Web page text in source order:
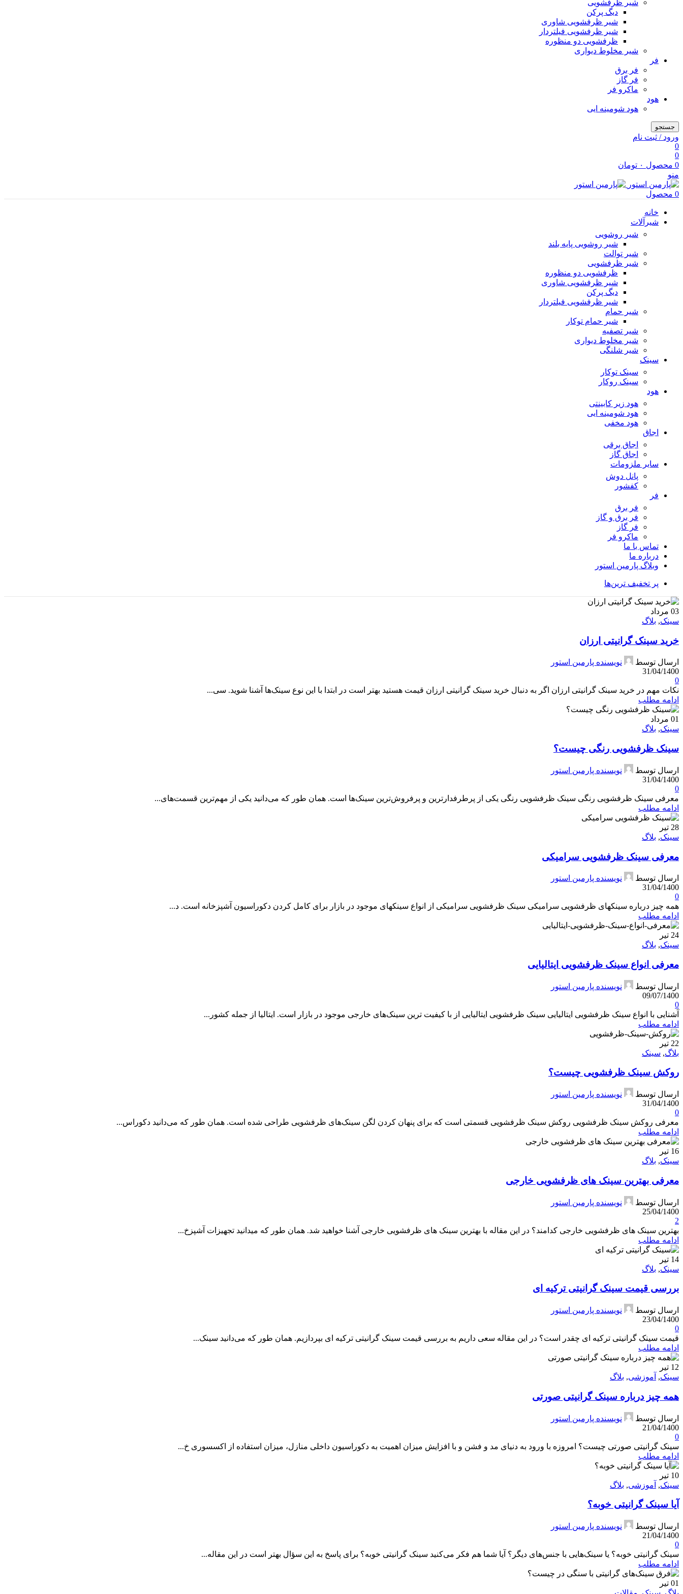
شیر ظرفشویی
دیگ پرکن
شیر ظرفشویی شاوری
شیر ظرفشویی فیلتردار
ظرفشویی دو منظوره
شیر مخلوط دیواری
فر
فر برق
فر گاز
ماكرو فر
هود
هود شومینه ایی
جستجو
ورود / ثبت نام
0
0
0 محصول ۰ تومان
منو
0 محصول
خانه
شیرآلات
شیر روشویی
شیر روشویی پایه بلند
شیر توالت
شیر ظرفشویی
ظرفشویی دو منظوره
شیر ظرفشویی شاوری
دیگ پرکن
شیر ظرفشویی فیلتردار
شیر حمام
شیر حمام توکار
شیر تصفیه
شیر مخلوط دیواری
شیر شلنگی
سینک
سینک توکار
سینک روکار
هود
هود زیر كابینتی
هود شومینه ایی
هود مخفى
اجاق
اجاق برقى
اجاق گاز
سایر ملزومات
پانل دوش
کفشور
فر
فر برق
فر برق و گاز
فر گاز
ماكرو فر
تماس با ما
درباره ما
وبلاگ پارمین استور
پر تخفیف ترین‌ها
03 مرداد
سینک, بلاگ
خرید سینک گرانیتی ارزان
ارسال توسط
نویسنده پارمین استور
31/04/1400
0
نکات مهم در خرید سینک گرانیتی ارزان اگر به دنبال خرید سینک گرانیتی ارزان قیمت هستید بهتر است در ابتدا با این نوع سینک‌ها آشنا شوید. سی...
ادامه مطلب
01 مرداد
سینک, بلاگ
سینک ظرفشویی رنگی چیست؟
ارسال توسط
نویسنده پارمین استور
31/04/1400
0
معرفی سینک ظرفشویی رنگی سینک ظرفشویی رنگی یکی از پرطرفدارترین و پرفروش‌ترین سینک‌ها است. همان طور که می‌دانید یکی از مهم‌ترین قسمت‌های...
ادامه مطلب
28 تیر
سینک, بلاگ
معرفی سینک ظرفشویی سرامیکی
ارسال توسط
نویسنده پارمین استور
31/04/1400
0
همه چیز درباره سینک­های ظرفشویی سرامیکی سینک ظرفشویی سرامیکی از انواع سینک­های موجود در بازار برای کامل کردن دکوراسیون آشپزخانه است. د...
ادامه مطلب
24 تیر
سینک, بلاگ
معرفی انواع سینک ظرفشویی ایتالیایی
ارسال توسط
نویسنده پارمین استور
09/07/1400
0
آشنایی با انواع سینک ظرفشویی ایتالیایی سینک ظرفشویی ایتالیایی از با کیفیت ترین سینک‌های خارجی موجود در بازار است. ایتالیا از جمله کشور...
ادامه مطلب
22 تیر
بلاگ, سینک
روکش سینک ظرفشویی چیست؟
ارسال توسط
نویسنده پارمین استور
31/04/1400
0
معرفی روکش سینک ظرفشویی روکش سینک ظرفشویی قسمتی است که برای پنهان کردن لگن سینک‌های ظرفشویی طراحی شده است. همان طور که می‌دانید دکوراس...
ادامه مطلب
16 تیر
سینک, بلاگ
معرفی بهترین سینک های ظرفشویی خارجی
ارسال توسط
نویسنده پارمین استور
25/04/1400
2
بهترین سینک های ظرفشویی خارجی کدامند؟ در این مقاله با بهترین سینک های ظرفشویی خارجی آشنا خواهید شد. همان طور که می­دانید تجهیزات آشپزخ...
ادامه مطلب
14 تیر
سینک, بلاگ
بررسی قیمت سینک گرانیتی ترکیه ای
ارسال توسط
نویسنده پارمین استور
23/04/1400
0
قیمت سینک گرانیتی ترکیه ای چقدر است؟ در این مقاله سعی داریم به بررسی قیمت سینک گرانیتی ترکیه ای بپردازیم. همان طور که می‌­دانید سینک‌­...
ادامه مطلب
12 تیر
سینک, آموزشی, بلاگ
همه چیز درباره سینک گرانیتی صورتی
ارسال توسط
نویسنده پارمین استور
21/04/1400
0
سینک گرانیتی صورتی چیست؟ امروزه با ورود به دنیای مد و فشن و با افزایش میزان اهمیت به دکوراسیون داخلی منازل، میزان استفاده از اکسسوری خ...
ادامه مطلب
10 تیر
سینک, آموزشی, بلاگ
آیا سینک گرانیتی خوبه؟
ارسال توسط
نویسنده پارمین استور
21/04/1400
0
سینک گرانیتی خوبه؟ یا سینک‌هایی با جنس‌های دیگر؟ آیا شما هم فکر می‌کنید سینک گرانیتی خوبه؟ برای پاسخ به این سؤال بهتر است در این مقاله...
ادامه مطلب
01 تیر